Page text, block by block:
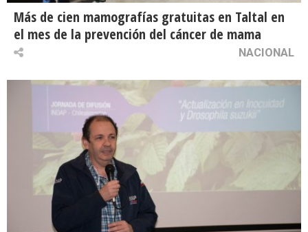
Más de cien mamografías gratuitas en Taltal en
el mes de la prevención del cáncer de mama
NACIONAL